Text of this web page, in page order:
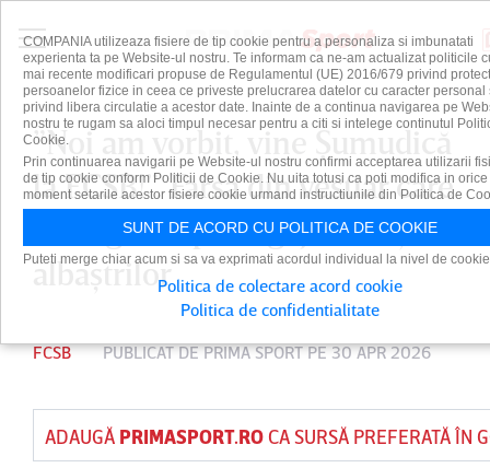
”Noi am vorbit, vine Şumudică
la FCSB!”. Farsa din vestiar care
l-a îngrozit pe angajatul roş-
albaştrilor
FCSB PUBLICAT DEPRIMA SPORTPE 30 APR 2026
ADAUGĂ PRIMASPORT.ROCA SURSĂ PREFERATĂ ÎN
COMPANIA utilizeaza fisiere de tip cookie pentru a personaliza si imbunatati
experienta ta pe Website-ul nostru. Te informam ca ne-am actualizat politicile
mai recente modificari propuse de Regulamentul (UE) 2016/679 privind
persoanelor fizice in ceea ce priveste prelucrarea datelor cu caracter personal
privind libera circulatie a acestor date. Inainte de a continua navigarea pe
nostru te rugam sa aloci timpul necesar pentru a citi si intelege continutul
Cookie.
Prin continuarea navigarii pe Website-ul nostru confirmi acceptarea utilizarii
de tip cookie conform Politicii de Cookie. Nu uita totusi ca poti modifica in orice
moment setarile acestor fisiere cookie urmand instructiunile din Politica de
SUNT DE ACORD CU POLITICA DE COOKIE
Puteti merge chiar acum si sa va exprimati acordul individual la nivel de
Politica de colectare acord cookie
Politica de confidentialitate